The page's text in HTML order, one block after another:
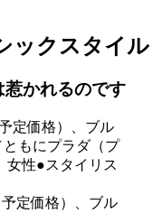
ックスタイル
かれるのです
定価格）、ブル